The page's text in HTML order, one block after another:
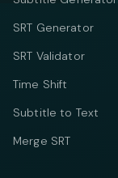
SRT Generator
SRT Validator
Time Shift
Subtitle to Text
Merge SRT